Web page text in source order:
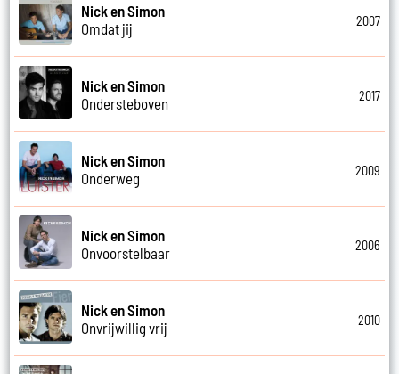
Nick en Simon
Omdat jij
2007
Nick en Simon
Ondersteboven
2017
Nick en Simon
Onderweg
2009
Nick en Simon
Onvoorstelbaar
2006
Nick en Simon
Onvrijwillig vrij
2010